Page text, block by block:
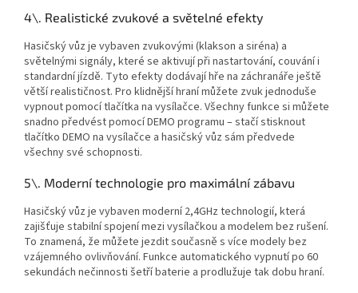
4\. Realistické zvukové a světelné efekty
Hasičský vůz je vybaven zvukovými (klakson a siréna) a
světelnými signály, které se aktivují při nastartování, couvání i
standardní jízdě. Tyto efekty dodávají hře na záchranáře ještě
větší realističnost. Pro klidnější hraní můžete zvuk jednoduše
vypnout pomocí tlačítka na vysílačce. Všechny funkce si můžete
snadno předvést pomocí DEMO programu – stačí stisknout
tlačítko DEMO na vysílačce a hasičský vůz sám předvede
všechny své schopnosti.
5\. Moderní technologie pro maximální zábavu
Hasičský vůz je vybaven moderní 2,4GHz technologií, která
zajišťuje stabilní spojení mezi vysílačkou a modelem bez rušení.
To znamená, že můžete jezdit současně s více modely bez
vzájemného ovlivňování. Funkce automatického vypnutí po 60
sekundách nečinnosti šetří baterie a prodlužuje tak dobu hraní.